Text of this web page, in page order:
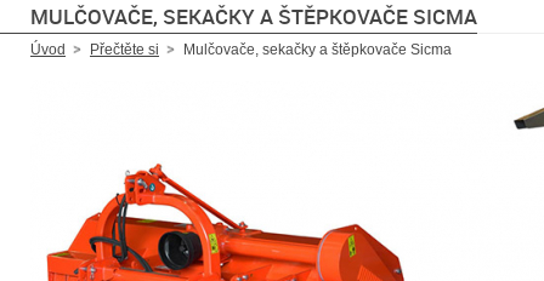
MULČOVAČE, SEKAČKY A ŠTĚPKOVAČE SICMA
Úvod Přečtěte si Mulčovače, sekačky a štěpkovače Sicma